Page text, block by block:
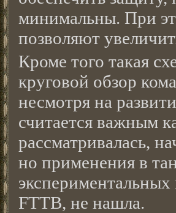
минимальны. При
позволяют
Кроме того такая
круговой обзор
несмотря на
считается важным
рассматривалась,
но применения в
FTTB, не нашла.